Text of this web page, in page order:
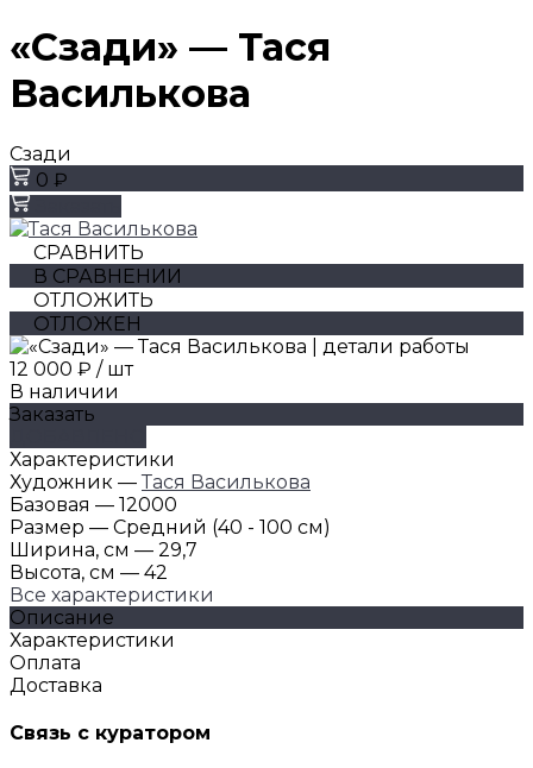
«Сзади» — Тася
Василькова
Сзади
0 ₽
СРАВНИТЬ
В СРАВНЕНИИ
ОТЛОЖИТЬ
ОТЛОЖЕН
12 000 ₽ / шт
В наличии
Заказать
Характеристики
Художник — Тася Василькова
Базовая — 12000
Размер — Средний (40 - 100 см)
Ширина, см — 29,7
Высота, см — 42
Все характеристики
Описание
Характеристики
Оплата
Доставка
Связь с куратором